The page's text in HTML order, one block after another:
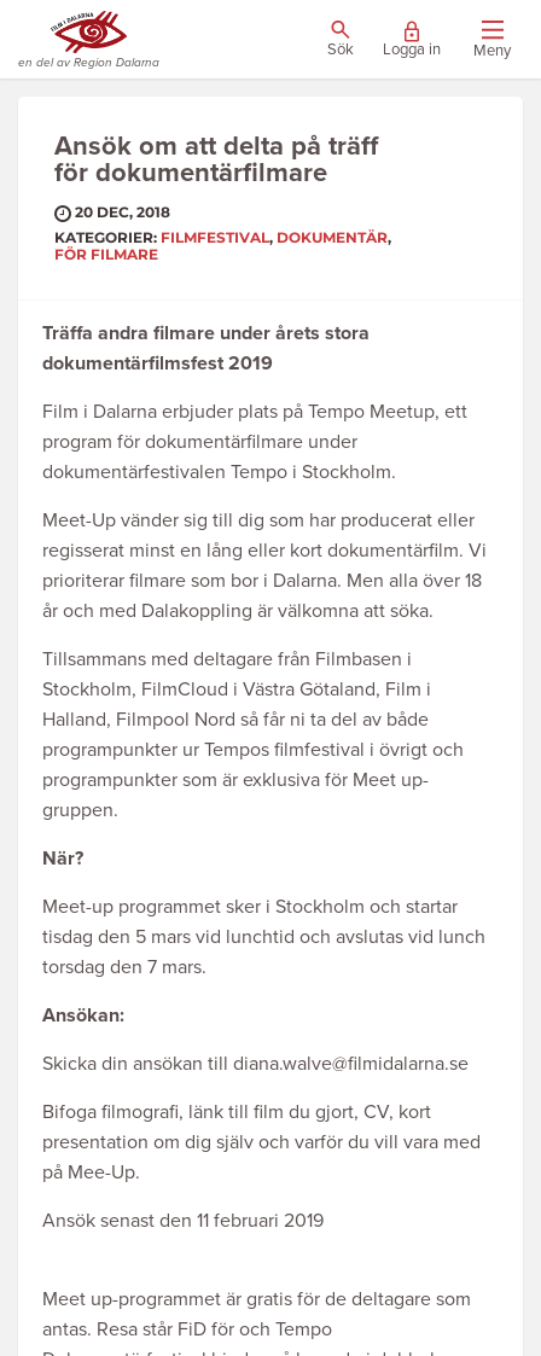
en del av Region Dalarna
Sök Logga in Meny
Ansök om att delta på träff
för dokumentärfilmare
20 DEC, 2018
KATEGORIER: FILMFESTIVAL, DOKUMENTÄR,
FÖR FILMARE
Träffa andra filmare under årets stora
dokumentärfilmsfest 2019
Film i Dalarna erbjuder plats på Tempo Meetup, ett
program för dokumentärfilmare under
dokumentärfestivalen Tempo i Stockholm.
Meet-Up vänder sig till dig som har producerat eller
regisserat minst en lång eller kort dokumentärfilm. Vi
prioriterar filmare som bor i Dalarna. Men alla över 18
år och med Dalakoppling är välkomna att söka.
Tillsammans med deltagare från Filmbasen i
Stockholm, FilmCloud i Västra Götaland, Film i
Halland, Filmpool Nord så får ni ta del av både
programpunkter ur Tempos filmfestival i övrigt och
programpunkter som är exklusiva för Meet up-
gruppen.
När?
Meet-up programmet sker i Stockholm och startar
tisdag den 5 mars vid lunchtid och avslutas vid lunch
torsdag den 7 mars.
Ansökan:
Skicka din ansökan till diana.walve@filmidalarna.se
Bifoga filmografi, länk till film du gjort, CV, kort
presentation om dig själv och varför du vill vara med
på Mee-Up.
Ansök senast den 11 februari 2019
Meet up-programmet är gratis för de deltagare som
antas. Resa står FiD för och Tempo